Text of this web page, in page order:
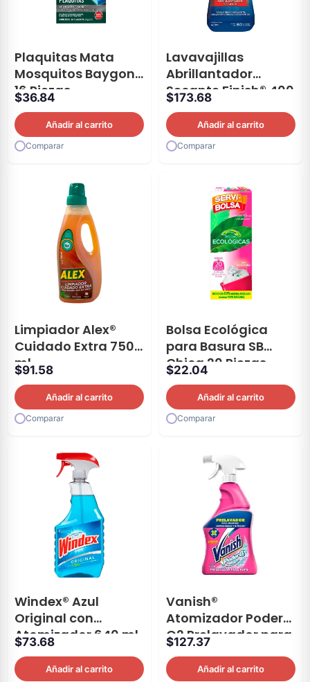
Plaquitas Mata
Mosquitos Baygon®
16 Piezas
$36.84
Añadir al carrito
Comparar
Lavavajillas
Abrillantador
Secante Finish® 400
ml
$173.68
Añadir al carrito
Comparar
Limpiador Alex®
Cuidado Extra 750
ml
$91.58
Añadir al carrito
Comparar
Bolsa Ecológica
para Basura SB
Chica 20 Piezas
$22.04
Añadir al carrito
Comparar
Windex® Azul
Original con
Atomizador 640 ml
$73.68
Añadir al carrito
Vanish®
Atomizador Poder
O2 Prelavador para
Ropa 650 ml
$127.37
Añadir al carrito